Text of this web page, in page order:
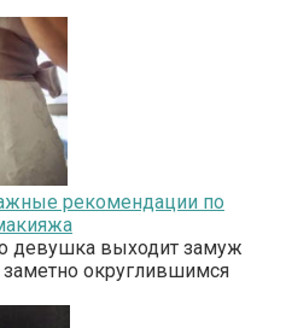
рекомендации по
девушка выходит замуж
округлившимся